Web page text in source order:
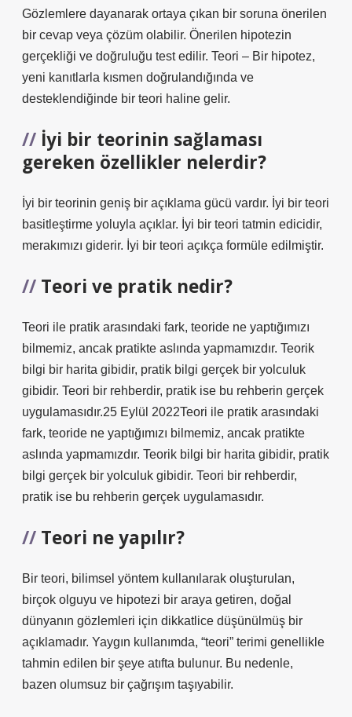
Gözlemlere dayanarak ortaya çıkan bir soruna önerilen
bir cevap veya çözüm olabilir. Önerilen hipotezin
gerçekliği ve doğruluğu test edilir. Teori – Bir hipotez,
yeni kanıtlarla kısmen doğrulandığında ve
desteklendiğinde bir teori haline gelir.
İyi bir teorinin sağlaması
gereken özellikler nelerdir?
İyi bir teorinin geniş bir açıklama gücü vardır. İyi bir teori
basitleştirme yoluyla açıklar. İyi bir teori tatmin edicidir,
merakımızı giderir. İyi bir teori açıkça formüle edilmiştir.
Teori ve pratik nedir?
Teori ile pratik arasındaki fark, teoride ne yaptığımızı
bilmemiz, ancak pratikte aslında yapmamızdır. Teorik
bilgi bir harita gibidir, pratik bilgi gerçek bir yolculuk
gibidir. Teori bir rehberdir, pratik ise bu rehberin gerçek
uygulamasıdır.25 Eylül 2022Teori ile pratik arasındaki
fark, teoride ne yaptığımızı bilmemiz, ancak pratikte
aslında yapmamızdır. Teorik bilgi bir harita gibidir, pratik
bilgi gerçek bir yolculuk gibidir. Teori bir rehberdir,
pratik ise bu rehberin gerçek uygulamasıdır.
Teori ne yapılır?
Bir teori, bilimsel yöntem kullanılarak oluşturulan,
birçok olguyu ve hipotezi bir araya getiren, doğal
dünyanın gözlemleri için dikkatlice düşünülmüş bir
açıklamadır. Yaygın kullanımda, “teori” terimi genellikle
tahmin edilen bir şeye atıfta bulunur. Bu nedenle,
bazen olumsuz bir çağrışım taşıyabilir.